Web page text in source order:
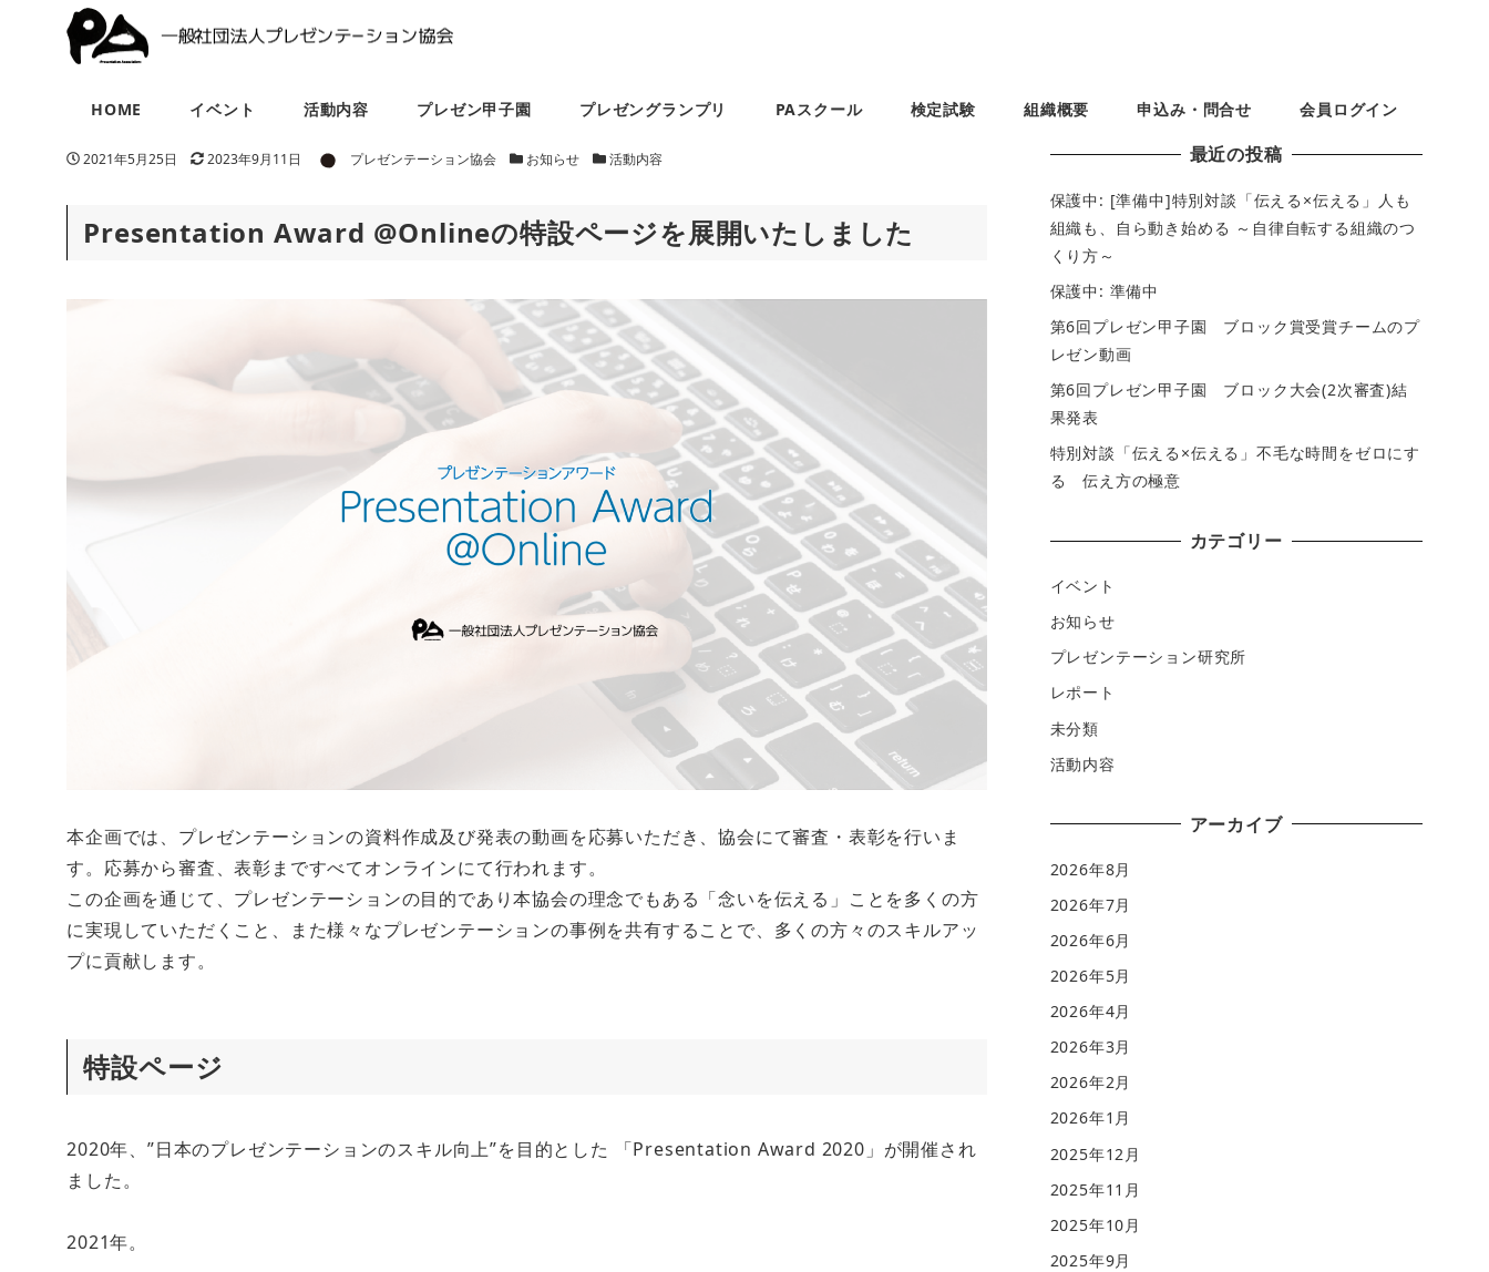
HOME イベント 活動内容 プレゼン甲子園 プレゼングランプリ PAスクール 検定試験 組織概要 申込み・問合せ 会員ログイン
投稿日
2021年5月25日 更新日
2023年9月11日 著者 プレゼンテーション協会 カテゴリー
お知らせ カテゴリー
活動内容
Presentation Award @Onlineの特設ページを展開いたしました
本企画では、プレゼンテーションの資料作成及び発表の動画を応募いただき、協会にて審査・表彰を行いま
す。応募から審査、表彰まですべてオンラインにて行われます。
この企画を通じて、プレゼンテーションの目的であり本協会の理念でもある「念いを伝える」ことを多くの方
に実現していただくこと、また様々なプレゼンテーションの事例を共有することで、多くの方々のスキルアッ
プに貢献します。
特設ページ
2020年、”日本のプレゼンテーションのスキル向上”を目的とした 「Presentation Award 2020」が開催され
ました。
2021年。
最近の投稿
保護中: [準備中]特別対談「伝える×伝える」人も
組織も、自ら動き始める ～自律自転する組織のつ
くり方～
保護中: 準備中
第6回プレゼン甲子園 ブロック賞受賞チームのプ
レゼン動画
第6回プレゼン甲子園 ブロック大会(2次審査)結
果発表
特別対談「伝える×伝える」不毛な時間をゼロにす
る 伝え方の極意
カテゴリー
イベント
お知らせ
プレゼンテーション研究所
レポート
未分類
活動内容
アーカイブ
2026年8月
2026年7月
2026年6月
2026年5月
2026年4月
2026年3月
2026年2月
2026年1月
2025年12月
2025年11月
2025年10月
2025年9月